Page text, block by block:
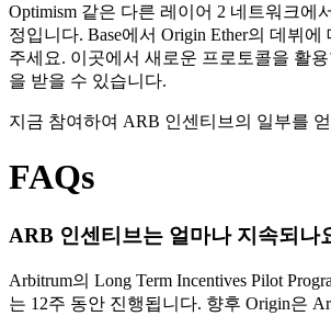
Optimism 같은 다른 레이어 2 네트워크에
정입니다. Base에서 Origin Ether의 데뷔에
주세요. 이곳에서 새로운 프로토콜을 활
을 받을 수 있습니다.
지금 참여하여 ARB 인센티브의 일부를
FAQs
ARB 인센티브는 얼마나 지속되나
Arbitrum의 Long Term Incentives Pilot
는 12주 동안 진행됩니다. 향후 Origin은